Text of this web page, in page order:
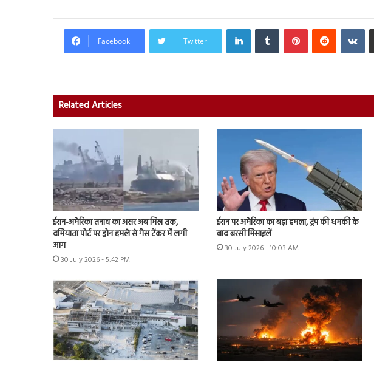
Facebook Twitter
LinkedInTumblr PinterestReddit
Related Articles
ईरान-अमेरिका तनाव का असर अब मिस्र तक,
दमियाता पोर्ट पर ड्रोन हमले से गैस टैंकर में लगी
आग
30 July 2026 - 5:42 PM
ईरान पर अमेरिका का बड़ा हमला, ट्रंप की धमकी के
बाद बरसी मिसाइलें
30 July 2026 - 10:03 AM